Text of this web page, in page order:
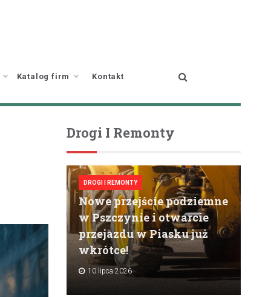
Katalog firm Kontakt
Drogi I Remonty
DROGI I REMONTY
Nowe przejście podziemne
w Pszczynie i otwarcie
przejazdu w Piasku już
wkrótce!
10 lipca 2026